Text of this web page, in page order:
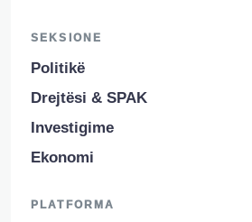
SEKSIONE
Politikë
Drejtësi & SPAK
Investigime
Ekonomi
PLATFORMA